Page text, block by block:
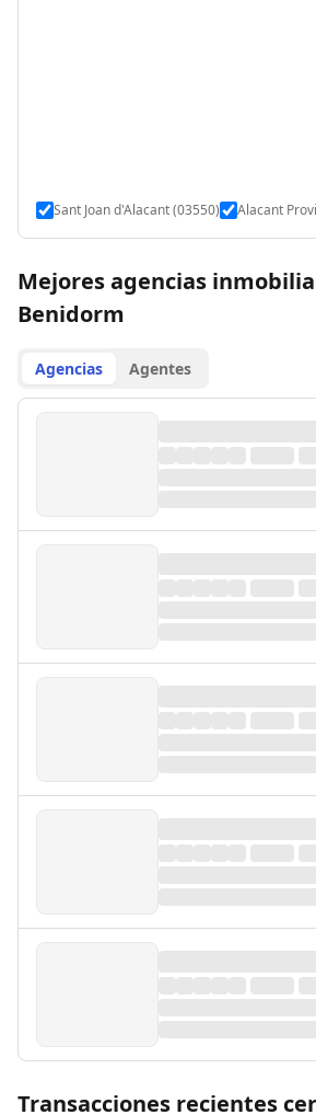
Sant Joan d'Alacant (03550) Alacant
Mejores agencias
Benidorm
Agencias Agentes
Transacciones recientes